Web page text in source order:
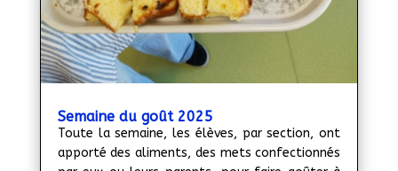
Semaine du goût 2025
Toute la semaine, les élèves, par section, ont
apporté des aliments, des mets confectionnés